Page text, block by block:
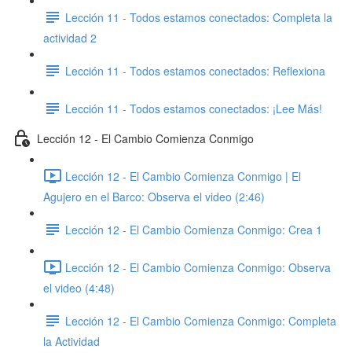
Lección 11 - Todos estamos conectados: Completa la
actividad 2
Lección 11 - Todos estamos conectados: Reflexiona
Lección 11 - Todos estamos conectados: ​¡Lee Más!
Lección 12 - El Cambio Comienza Conmigo
Lección 12 - El Cambio Comienza Conmigo | El
Agujero en el Barco: Observa el video (2:46)
Lección 12 - El Cambio Comienza Conmigo: Crea 1
Lección 12 - El Cambio Comienza Conmigo: Observa
el video (4:48)
Lección 12 - El Cambio Comienza Conmigo: Completa
la Actividad